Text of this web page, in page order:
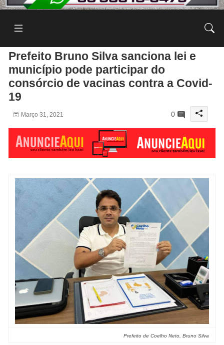
Prefeito Bruno Silva sanciona lei e
município pode participar do
consórcio de vacinas contra a Covid-
19
Março 31, 2021 0
Prefeito de Coelho Neto, Bruno Silva